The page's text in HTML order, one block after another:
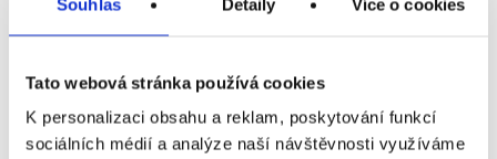
Souhlas Detaily Více o cookies
Tato webová stránka používá cookies
K personalizaci obsahu a reklam, poskytování funkcí
sociálních médií a analýze naší návštěvnosti využíváme
Parkovací dům PINKI PARK - Brno, Kopečná
0/ 88
Parkoviště Benešova - naproti hotelu Grand